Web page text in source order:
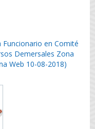
Funcionario en Comité
Demersales Zona
Web 10-08-2018)